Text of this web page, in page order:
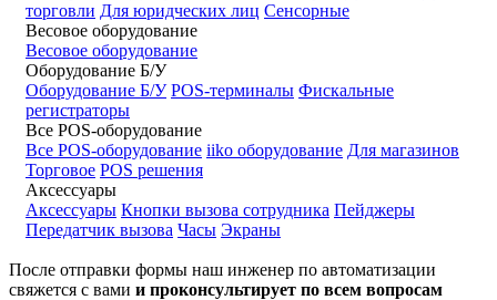
торговли Для юридческих лиц Сенсорные
Весовое оборудование
Весовое оборудование
Оборудование Б/У
Оборудование Б/У POS-терминалы Фискальные
регистраторы
Все POS-оборудование
Все POS-оборудование iiko оборудование Для магазинов
Торговое POS решения
Аксессуары
Аксессуары Кнопки вызова сотрудника Пейджеры
Передатчик вызова Часы Экраны
После отправки формы наш инженер по автоматизации
свяжется с вами и проконсультирует по всем вопросам